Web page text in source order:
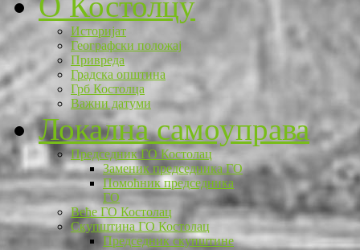
Историјат
Географски положај
Привреда
Градска општина
Грб Костолца
Важни датуми
Локална самоуправа
Председник ГО Костолац
Заменик председника ГО
Помоћник председника
ГО
Веће ГО Костолац
Скупштина ГО Костолац
Председник скупштине